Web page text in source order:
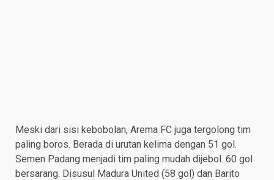
Meski dari sisi kebobolan, Arema FC juga tergolong tim
paling boros. Berada di urutan kelima dengan 51 gol.
Semen Padang menjadi tim paling mudah dijebol. 60 gol
bersarang. Disusul Madura United (58 gol) dan Barito